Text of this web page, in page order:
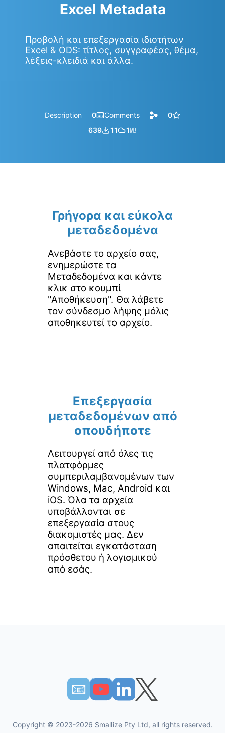
Excel Metadata
Προβολή και επεξεργασία ιδιοτήτων
Excel & ODS: τίτλος, συγγραφέας, θέμα,
λέξεις-κλειδιά και άλλα.
Description 0 Comments
0
639
11 1㎆︎
Γρήγορα και εύκολα
μεταδεδομένα
Ανεβάστε το αρχείο σας,
ενημερώστε τα
Μεταδεδομένα και κάντε
κλικ στο κουμπί
"Αποθήκευση". Θα λάβετε
τον σύνδεσμο λήψης μόλις
αποθηκευτεί το αρχείο.
Επεξεργασία
μεταδεδομένων από
οπουδήποτε
Λειτουργεί από όλες τις
πλατφόρμες
συμπεριλαμβανομένων των
Windows, Mac, Android και
iOS. Όλα τα αρχεία
υποβάλλονται σε
επεξεργασία στους
διακομιστές μας. Δεν
απαιτείται εγκατάσταση
πρόσθετου ή λογισμικού
από εσάς.
📧︎
Copyright © 2023-2026 Smallize Pty Ltd, all rights reserved.